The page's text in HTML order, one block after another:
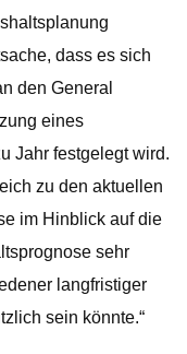
dass es sich
den General
eines
Jahr festgelegt wird.
zu den aktuellen
im Hinblick auf die
sehr
langfristiger
sein könnte.“